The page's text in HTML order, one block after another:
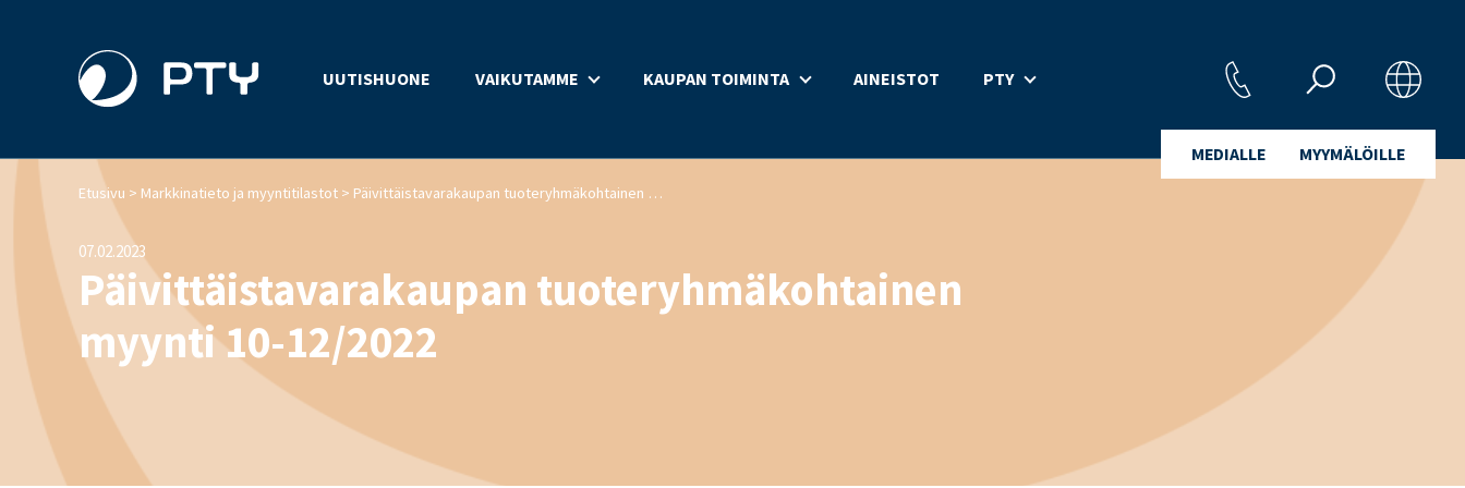
UUTISHUONE VAIKUTAMME KAUPAN TOIMINTA AINEISTOT PTY
MEDIALLE MYYMÄLÖILLE
Etusivu > Markkinatieto ja myyntitilastot > Päivittäistavarakaupan tuoteryhmäkohtainen myynti 10-12/2022
07.02.2023
Päivittäistavarakaupan tuoteryhmäkohtainen
myynti 10-12/2022